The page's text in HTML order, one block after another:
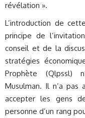
révélation ».
L’introduction de
principe de
conseil et de la
stratégies
Prophète (Qlpssl)
Musulman. Il n’a
accepter les gens
personne d’un rang